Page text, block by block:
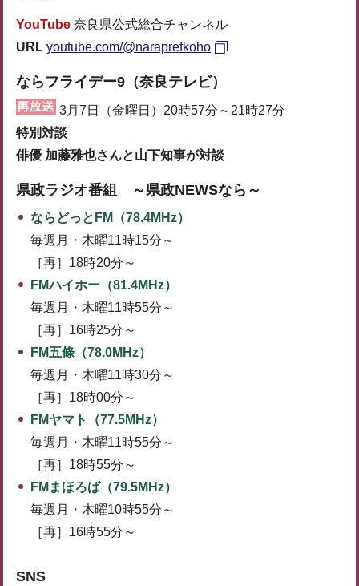
YouTube 奈良県公式総合チャンネル
URL youtube.com/@naraprefkoho
ならフライデー9（奈良テレビ）
3月7日（金曜日）20時57分～21時27分
特別対談
俳優 加藤雅也さんと山下知事が対談
県政ラジオ番組 ～県政NEWSなら～
ならどっとFM（78.4MHz）
毎週月・木曜11時15分～
［再］18時20分～
FMハイホー（81.4MHz）
毎週月・木曜11時55分～
［再］16時25分～
FM五條（78.0MHz）
毎週月・木曜11時30分～
［再］18時00分～
FMヤマト（77.5MHz）
毎週月・木曜11時55分～
［再］18時55分～
FMまほろば（79.5MHz）
毎週月・木曜10時55分～
［再］16時55分～
SNS